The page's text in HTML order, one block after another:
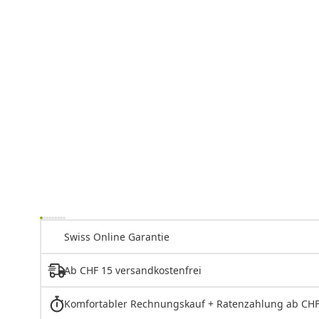
Swiss Online Garantie
Ab CHF 15 versandkostenfrei
Komfortabler Rechnungskauf + Ratenzahlung ab